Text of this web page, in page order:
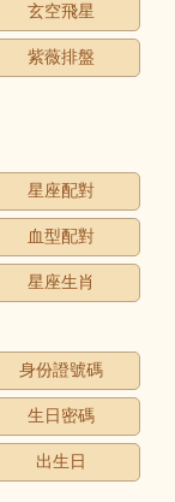
玄空飛星
紫薇排盤
星座配對
血型配對
星座生肖
身份證號碼
生日密碼
出生日